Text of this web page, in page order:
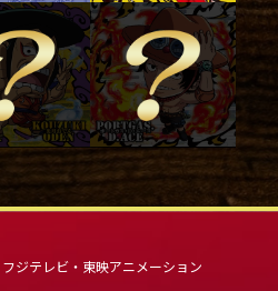
ジテレビ・東映アニメーション